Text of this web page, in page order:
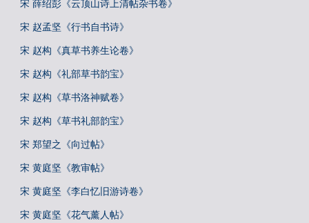
宋 薛绍彭《云顶山诗上清帖杂书卷》
宋 赵孟坚《行书自书诗》
宋 赵构《真草书养生论卷》
宋 赵构《礼部草书韵宝》
宋 赵构《草书洛神赋卷》
宋 赵构《草书礼部韵宝》
宋 郑望之《向过帖》
宋 黄庭坚《教审帖》
宋 黄庭坚《李白忆旧游诗卷》
宋 黄庭坚《花气薰人帖》